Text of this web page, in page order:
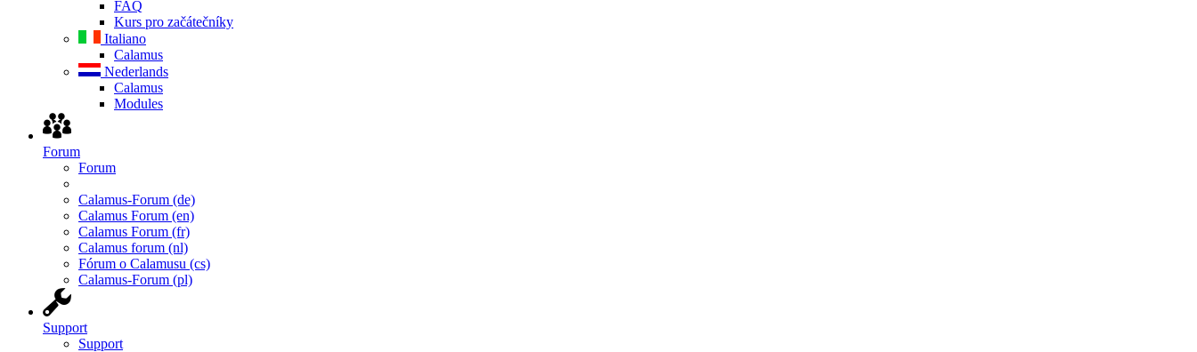
FAQ
Kurs pro začátečníky
Italiano
Calamus
Nederlands
Calamus
Modules
Forum
Forum
Calamus-Forum (de)
Calamus Forum (en)
Calamus Forum (fr)
Calamus forum (nl)
Fórum o Calamusu (cs)
Calamus-Forum (pl)
Support
Support